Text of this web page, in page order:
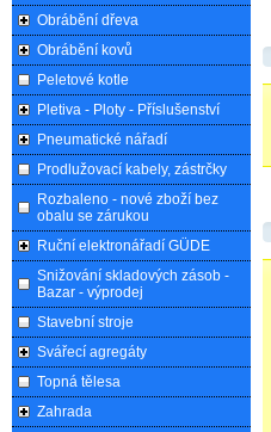
Obrábění dřeva
Obrábění kovů
Peletové kotle
Pletiva - Ploty - Příslušenství
Pneumatické nářadí
Prodlužovací kabely, zástrčky
Rozbaleno - nové zboží bez
obalu se zárukou
Ruční elektronářadí GÜDE
Snižování skladových zásob -
Bazar - výprodej
Stavební stroje
Svářecí agregáty
Topná tělesa
Zahrada